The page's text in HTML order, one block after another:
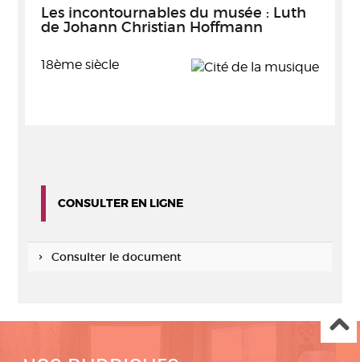
Les incontournables du musée : Luth
de Johann Christian Hoffmann
18ème siècle
CONSULTER EN LIGNE
Consulter le document